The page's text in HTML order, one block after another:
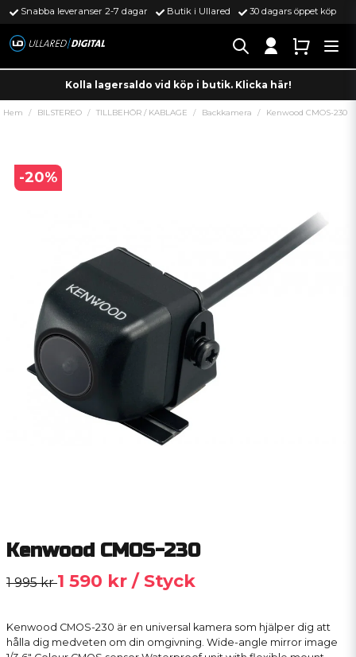
Snabba leveranser 2-7 dagar Butik i Ullared 30 dagars öppet köp
Kolla lagersaldo vid köp i butik. Klicka här!
Hem BILSTEREO TILLBEHÖR / KABLAGE Backkamera Kenwood CMOS-230
-20%
Kenwood CMOS-230
1 995 kr1 590 kr / Styck
Kenwood CMOS-230 är en universal kamera som hjälper dig att
hålla dig medveten om din omgivning. Wide-angle mirror image